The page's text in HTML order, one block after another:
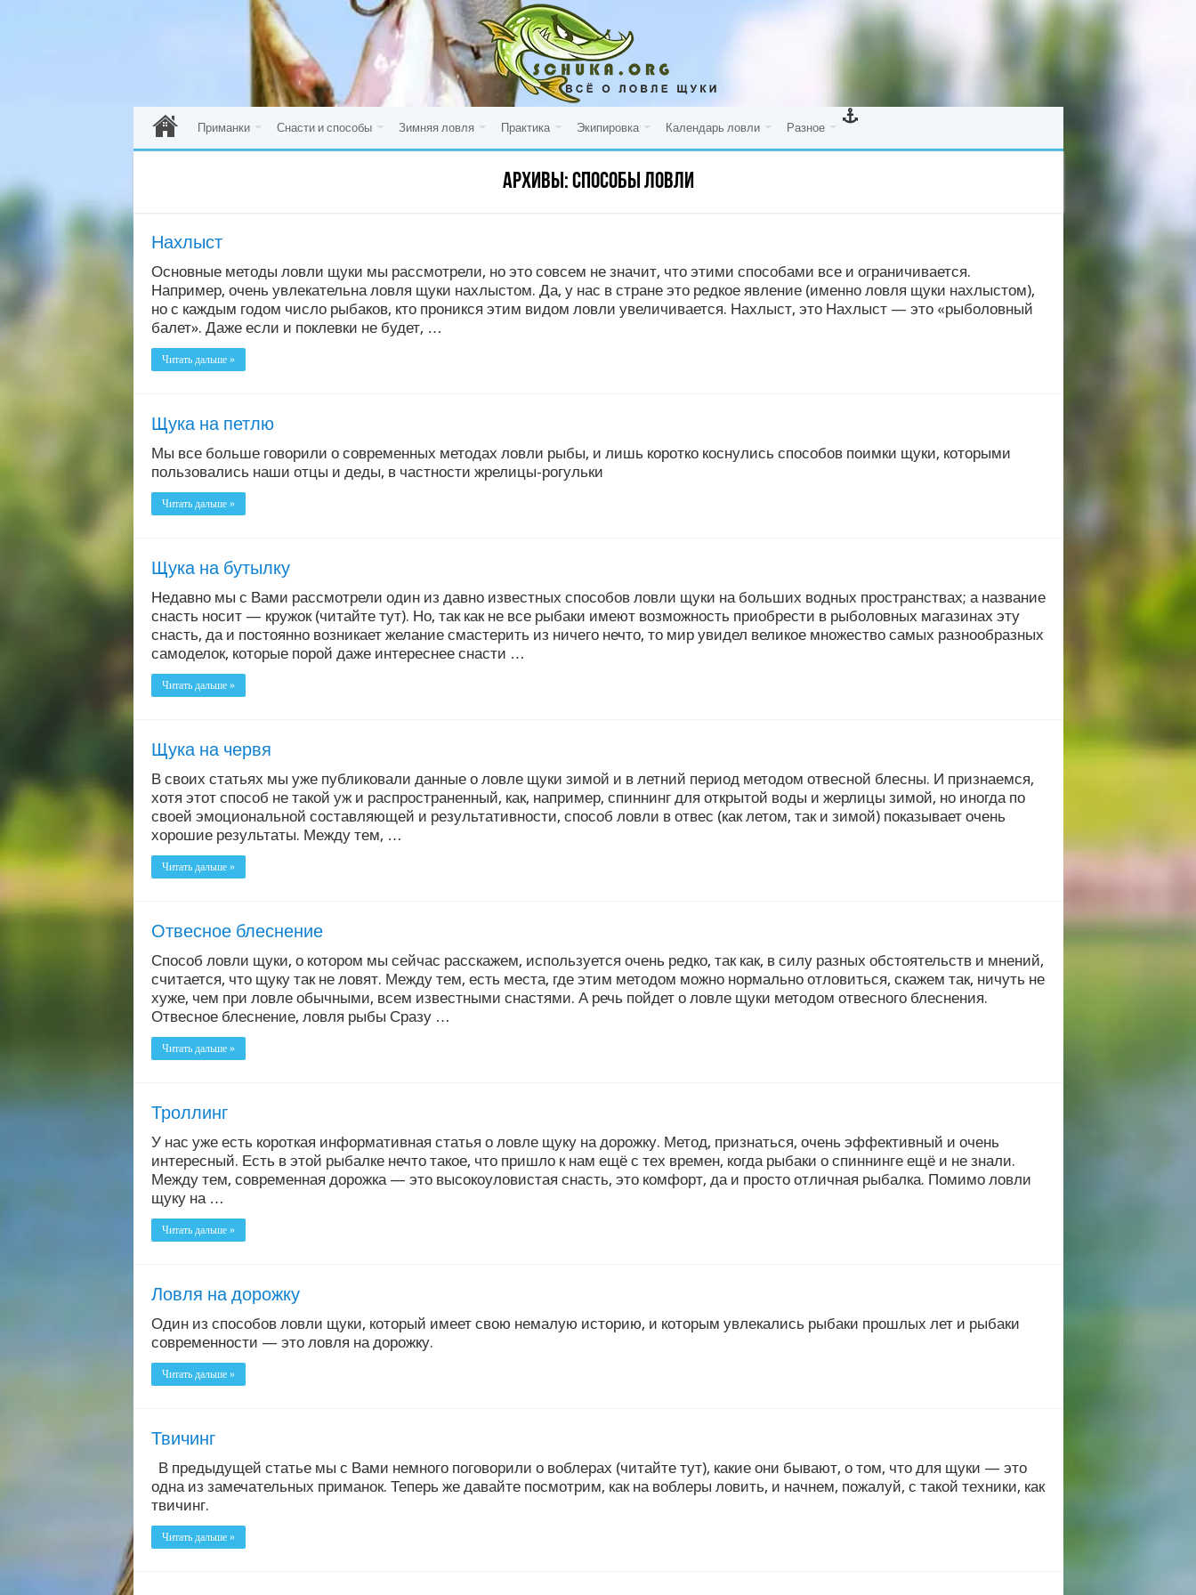
Приманки Снасти и способы Зимняя ловля Практика Экипировка Календарь ловли Разное
Архивы:способы ловли
Нахлыст
Основные методы ловли щуки мы рассмотрели, но это совсем не значит, что этими способами все и ограничивается.
Например, очень увлекательна ловля щуки нахлыстом. Да, у нас в стране это редкое явление (именно ловля щуки нахлыстом),
но с каждым годом число рыбаков, кто проникся этим видом ловли увеличивается. Нахлыст, это Нахлыст — это «рыболовный
балет». Даже если и поклевки не будет, …
Читать дальше »
Щука на петлю
Мы все больше говорили о современных методах ловли рыбы, и лишь коротко коснулись способов поимки щуки, которыми
пользовались наши отцы и деды, в частности жрелицы-рогульки
Читать дальше »
Щука на бутылку
Недавно мы с Вами рассмотрели один из давно известных способов ловли щуки на больших водных пространствах; а название
снасть носит — кружок (читайте тут). Но, так как не все рыбаки имеют возможность приобрести в рыболовных магазинах эту
снасть, да и постоянно возникает желание смастерить из ничего нечто, то мир увидел великое множество самых разнообразных
самоделок, которые порой даже интереснее снасти …
Читать дальше »
Щука на червя
В своих статьях мы уже публиковали данные о ловле щуки зимой и в летний период методом отвесной блесны. И признаемся,
хотя этот способ не такой уж и распространенный, как, например, спиннинг для открытой воды и жерлицы зимой, но иногда по
своей эмоциональной составляющей и результативности, способ ловли в отвес (как летом, так и зимой) показывает очень
хорошие результаты. Между тем, …
Читать дальше »
Отвесное блеснение
Способ ловли щуки, о котором мы сейчас расскажем, используется очень редко, так как, в силу разных обстоятельств и мнений,
считается, что щуку так не ловят. Между тем, есть места, где этим методом можно нормально отловиться, скажем так, ничуть не
хуже, чем при ловле обычными, всем известными снастями. А речь пойдет о ловле щуки методом отвесного блеснения.
Отвесное блеснение, ловля рыбы Сразу …
Читать дальше »
Троллинг
У нас уже есть короткая информативная статья о ловле щуку на дорожку. Метод, признаться, очень эффективный и очень
интересный. Есть в этой рыбалке нечто такое, что пришло к нам ещё с тех времен, когда рыбаки о спиннинге ещё и не знали.
Между тем, современная дорожка — это высокоуловистая снасть, это комфорт, да и просто отличная рыбалка. Помимо ловли
щуку на …
Читать дальше »
Ловля на дорожку
Один из способов ловли щуки, который имеет свою немалую историю, и которым увлекались рыбаки прошлых лет и рыбаки
современности — это ловля на дорожку.
Читать дальше »
Твичинг
В предыдущей статье мы с Вами немного поговорили о воблерах (читайте тут), какие они бывают, о том, что для щуки — это
одна из замечательных приманок. Теперь же давайте посмотрим, как на воблеры ловить, и начнем, пожалуй, с такой техники, как
твичинг.
Читать дальше »